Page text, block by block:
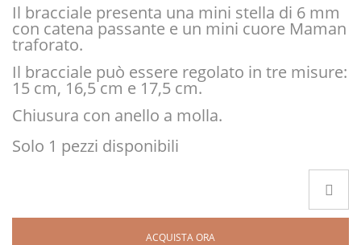
Il bracciale presenta una mini stella di 6 mm
con catena passante e un mini cuore Maman
traforato.
Il bracciale può essere regolato in tre misure:
15 cm, 16,5 cm e 17,5 cm.
Chiusura con anello a molla.
Solo 1 pezzi disponibili
ACQUISTA ORA